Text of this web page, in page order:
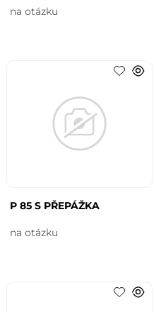
na otázku
P 85 S PŘEPÁŽKA
na otázku